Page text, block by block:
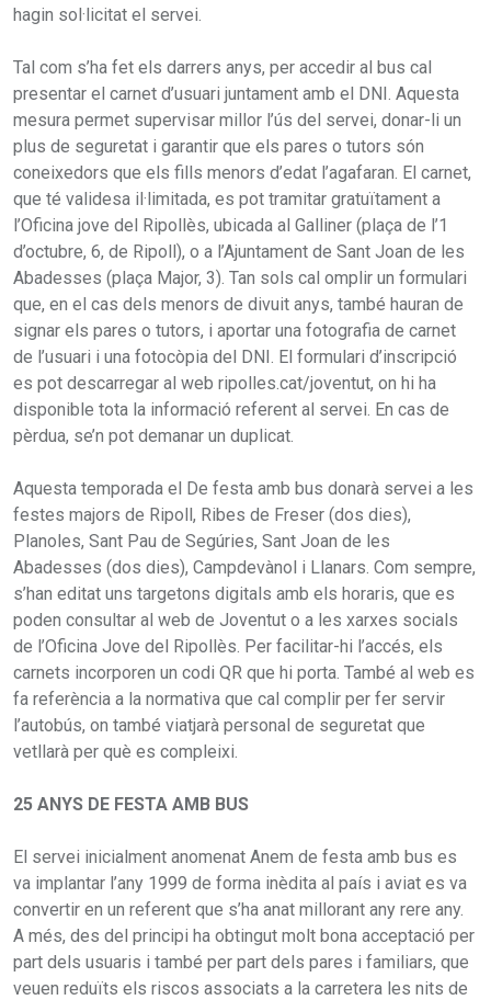
hagin sol·licitat el servei.
Tal com s’ha fet els darrers anys, per accedir al bus cal
presentar el carnet d’usuari juntament amb el DNI. Aquesta
mesura permet supervisar millor l’ús del servei, donar-li un
plus de seguretat i garantir que els pares o tutors són
coneixedors que els fills menors d’edat l’agafaran. El carnet,
que té validesa il·limitada, es pot tramitar gratuïtament a
l’Oficina jove del Ripollès, ubicada al Galliner (plaça de l’1
d’octubre, 6, de Ripoll), o a l’Ajuntament de Sant Joan de les
Abadesses (plaça Major, 3). Tan sols cal omplir un formulari
que, en el cas dels menors de divuit anys, també hauran de
signar els pares o tutors, i aportar una fotografia de carnet
de l’usuari i una fotocòpia del DNI. El formulari d’inscripció
es pot descarregar al web ripolles.cat/joventut, on hi ha
disponible tota la informació referent al servei. En cas de
pèrdua, se’n pot demanar un duplicat.
Aquesta temporada el De festa amb bus donarà servei a les
festes majors de Ripoll, Ribes de Freser (dos dies),
Planoles, Sant Pau de Segúries, Sant Joan de les
Abadesses (dos dies), Campdevànol i Llanars. Com sempre,
s’han editat uns targetons digitals amb els horaris, que es
poden consultar al web de Joventut o a les xarxes socials
de l’Oficina Jove del Ripollès. Per facilitar-hi l’accés, els
carnets incorporen un codi QR que hi porta. També al web es
fa referència a la normativa que cal complir per fer servir
l’autobús, on també viatjarà personal de seguretat que
vetllarà per què es compleixi.
25 ANYS DE FESTA AMB BUS
El servei inicialment anomenat Anem de festa amb bus es
va implantar l’any 1999 de forma inèdita al país i aviat es va
convertir en un referent que s’ha anat millorant any rere any.
A més, des del principi ha obtingut molt bona acceptació per
part dels usuaris i també per part dels pares i familiars, que
veuen reduïts els riscos associats a la carretera les nits de